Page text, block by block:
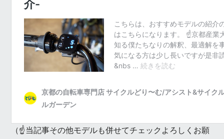
（☝️当記事その他モデルも併せてチェックよろしくお願